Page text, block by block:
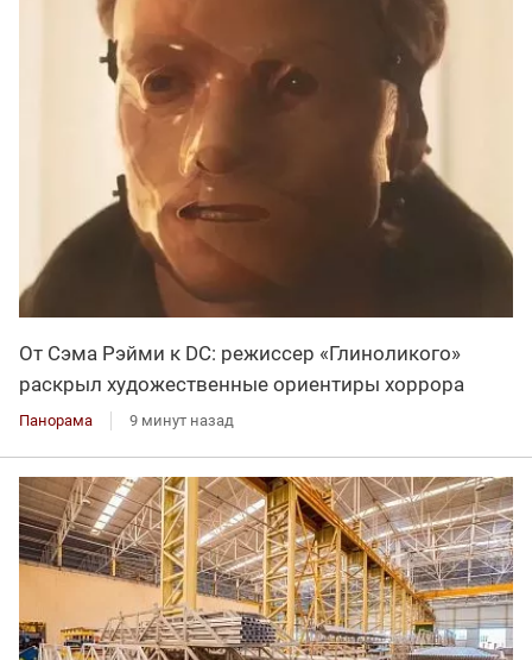
От Сэма Рэйми к DC: режиссер «Глиноликого»
раскрыл художественные ориентиры хоррора
Панорама 9 минут назад